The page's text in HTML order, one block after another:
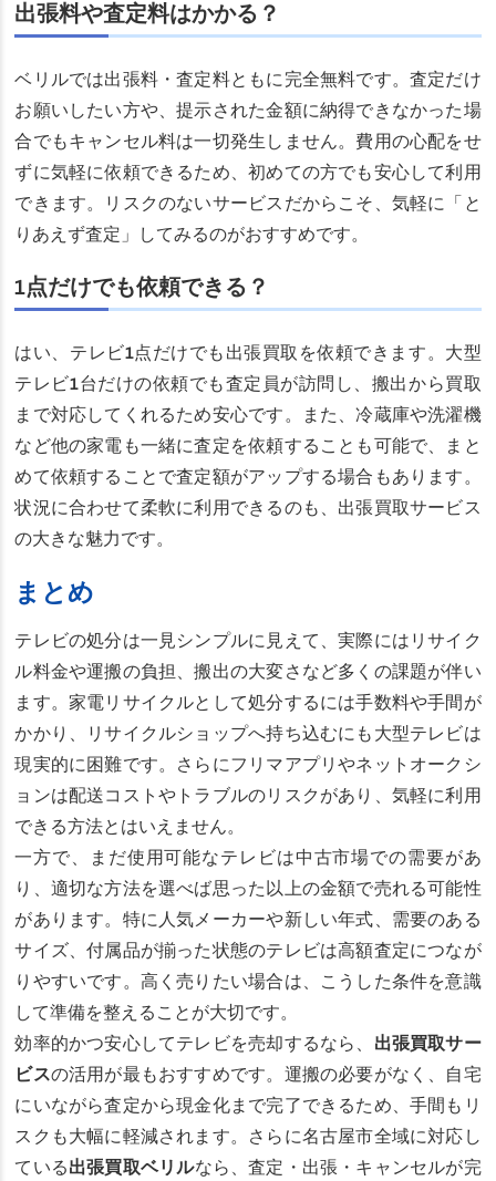
出張料や査定料はかかる？
ベリルでは出張料・査定料ともに完全無料です。査定だけ
お願いしたい方や、提示された金額に納得できなかった場
合でもキャンセル料は一切発生しません。費用の心配をせ
ずに気軽に依頼できるため、初めての方でも安心して利用
できます。リスクのないサービスだからこそ、気軽に「と
りあえず査定」してみるのがおすすめです。
1点だけでも依頼できる？
はい、テレビ1点だけでも出張買取を依頼できます。大型
テレビ1台だけの依頼でも査定員が訪問し、搬出から買取
まで対応してくれるため安心です。また、冷蔵庫や洗濯機
など他の家電も一緒に査定を依頼することも可能で、まと
めて依頼することで査定額がアップする場合もあります。
状況に合わせて柔軟に利用できるのも、出張買取サービス
の大きな魅力です。
まとめ
テレビの処分は一見シンプルに見えて、実際にはリサイク
ル料金や運搬の負担、搬出の大変さなど多くの課題が伴い
ます。家電リサイクルとして処分するには手数料や手間が
かかり、リサイクルショップへ持ち込むにも大型テレビは
現実的に困難です。さらにフリマアプリやネットオークシ
ョンは配送コストやトラブルのリスクがあり、気軽に利用
できる方法とはいえません。
一方で、まだ使用可能なテレビは中古市場での需要があ
り、適切な方法を選べば思った以上の金額で売れる可能性
があります。特に人気メーカーや新しい年式、需要のある
サイズ、付属品が揃った状態のテレビは高額査定につなが
りやすいです。高く売りたい場合は、こうした条件を意識
して準備を整えることが大切です。
効率的かつ安心してテレビを売却するなら、 出張買取サー
ビスの活用が最もおすすめです。運搬の必要がなく、自宅
にいながら査定から現金化まで完了できるため、手間もリ
スクも大幅に軽減されます。さらに名古屋市全域に対応し
ている出張買取ベリルなら、査定・出張・キャンセルが完